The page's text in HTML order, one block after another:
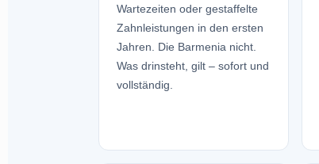
Wartezeiten oder gestaffelte
Zahnleistungen in den ersten
Jahren. Die Barmenia nicht.
Was drinsteht, gilt – sofort und
vollständig.